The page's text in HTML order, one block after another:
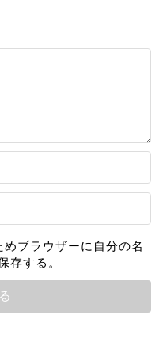
ブラウザーに自分の名
存する。